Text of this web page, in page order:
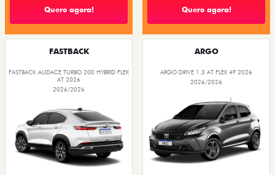
Quero agora! Quero agora!
FASTBACK
FASTBACK AUDACE TURBO 200 HYBRID FLEX
AT 2026
2026/2026
ARGO
ARGO DRIVE 1.3 AT FLEX 4P 2026
2026/2026